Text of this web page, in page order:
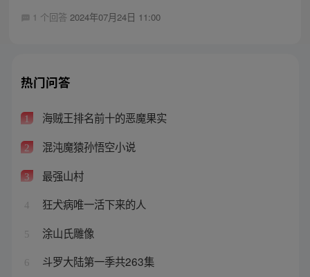
1 个回答 2024年07月24日 11:00
热门问答
1 海贼王排名前十的恶魔果实
2 混沌魔猿孙悟空小说
3 最强山村
4 狂犬病唯一活下来的人
5 涂山氏雕像
6 斗罗大陆第一季共263集